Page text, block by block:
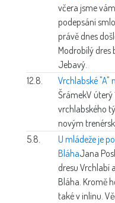
včera jsme
podepsání
právě dnes
Modrobílý dres
Jebavý.
12.8.
Vrchlabské "A"
ŠrámekV úterý
vrchlabského
novým
5.8.
U mládeže je
BláhaJana
dresu Vrchlabí
Bláha. Kromě
také v inlinu.